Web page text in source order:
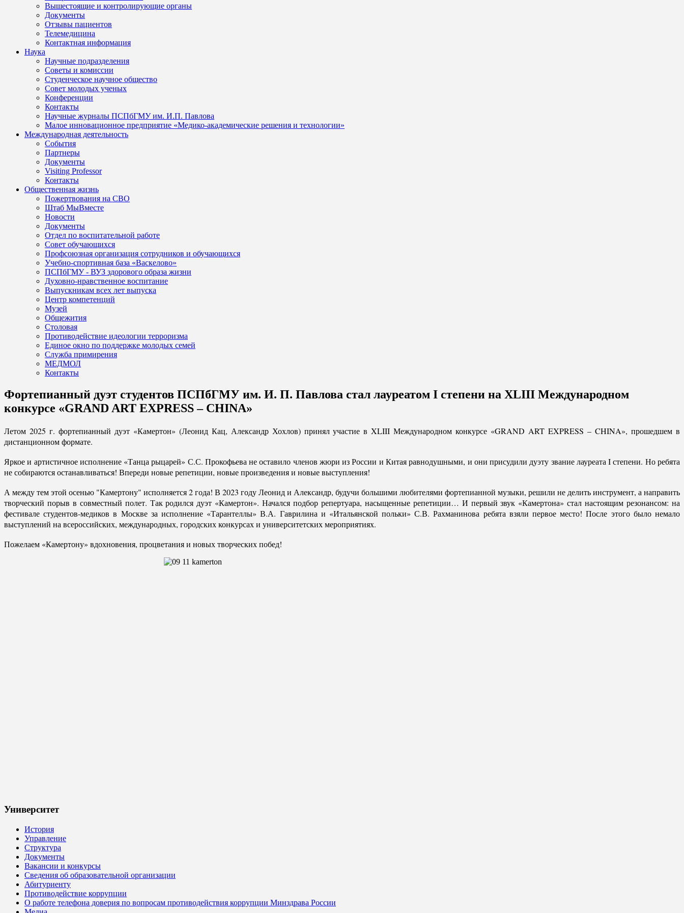
Вышестоящие и контролирующие органы
Документы
Отзывы пациентов
Телемедицина
Контактная информация
Наука
Научные подразделения
Советы и комиссии
Студенческое научное общество
Совет молодых ученых
Конференции
Контакты
Научные журналы ПСПбГМУ им. И.П. Павлова
Малое инновационное предприятие «Медико-академические решения и технологии»
Международная деятельность
События
Партнеры
Документы
Visiting Professor
Контакты
Общественная жизнь
Пожертвования на СВО
Штаб МыВместе
Новости
Документы
Отдел по воспитательной работе
Совет обучающихся
Профсоюзная организация сотрудников и обучающихся
Учебно-спортивная база «Васкелово»
ПСПбГМУ - ВУЗ здорового образа жизни
Духовно-нравственное воспитание
Выпускникам всех лет выпуска
Центр компетенций
Музей
Общежития
Столовая
Противодействие идеологии терроризма
Единое окно по поддержке молодых семей
Служба примирения
МЕДМОЛ
Контакты
Фортепианный дуэт студентов ПСПбГМУ им. И. П. Павлова стал лауреатом I степени на XLIII Международном
конкурсе «GRAND ART EXPRESS – CHINA»
Летом 2025 г. фортепианный дуэт «Камертон» (Леонид Кац, Александр Хохлов) принял участие в XLIII Международном конкурсе «GRAND ART EXPRESS – CHINA», прошедшем в
дистанционном формате.
Яркое и артистичное исполнение «Танца рыцарей» С.С. Прокофьева не оставило членов жюри из России и Китая равнодушными, и они присудили дуэту звание лауреата I степени. Но ребята
не собираются останавливаться! Впереди новые репетиции, новые произведения и новые выступления!
А между тем этой осенью "Камертону" исполняется 2 года! В 2023 году Леонид и Александр, будучи большими любителями фортепианной музыки, решили не делить инструмент, а направить
творческий порыв в совместный полет. Так родился дуэт «Камертон». Начался подбор репертуара, насыщенные репетиции… И первый звук «Камертона» стал настоящим резонансом: на
фестивале студентов-медиков в Москве за исполнение «Тарантеллы» В.А. Гаврилина и «Итальянской польки» С.В. Рахманинова ребята взяли первое место! После этого было немало
выступлений на всероссийских, международных, городских конкурсах и университетских мероприятиях.
Пожелаем «Камертону» вдохновения, процветания и новых творческих побед!
Университет
История
Управление
Структура
Документы
Вакансии и конкурсы
Сведения об образовательной организации
Абитуриенту
Противодействие коррупции
О работе телефона доверия по вопросам противодействия коррупции Минздрава России